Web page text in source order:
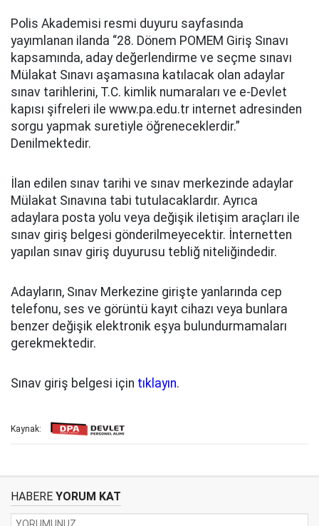
Polis Akademisi resmi duyuru sayfasında
yayımlanan ilanda “28. Dönem POMEM Giriş Sınavı
kapsamında, aday değerlendirme ve seçme sınavı
Mülakat Sınavı aşamasına katılacak olan adaylar
sınav tarihlerini, T.C. kimlik numaraları ve e-Devlet
kapısı şifreleri ile www.pa.edu.tr internet adresinden
sorgu yapmak suretiyle öğreneceklerdir.”
Denilmektedir.
İlan edilen sınav tarihi ve sınav merkezinde adaylar
Mülakat Sınavına tabi tutulacaklardır. Ayrıca
adaylara posta yolu veya değişik iletişim araçları ile
sınav giriş belgesi gönderilmeyecektir. İnternetten
yapılan sınav giriş duyurusu tebliğ niteliğindedir.
Adayların, Sınav Merkezine girişte yanlarında cep
telefonu, ses ve görüntü kayıt cihazı veya bunlara
benzer değişik elektronik eşya bulundurmamaları
gerekmektedir.
Sınav giriş belgesi için tıklayın.
Kaynak:
HABERE YORUM KAT